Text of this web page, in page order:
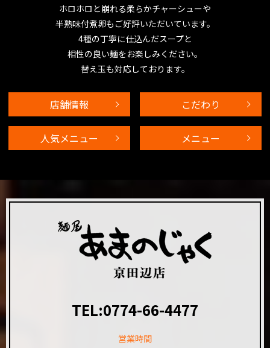
ホロホロと崩れる柔らかチャーシューや
半熟味付煮卵もご好評いただいています。
4種の丁寧に仕込んだスープと
相性の良い麺をお楽しみください。
替え玉も対応しております。
店舗情報 こだわり
人気メニュー メニュー
TEL:0774-66-4477
営業時間